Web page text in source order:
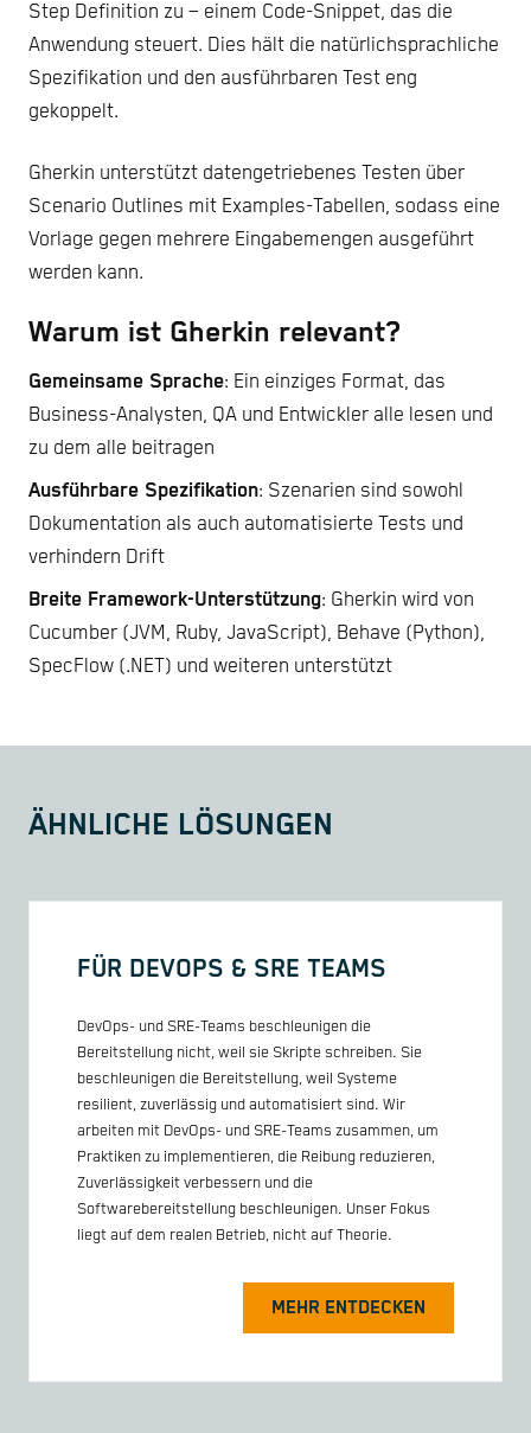
Step Definition zu – einem Code-Snippet, das die
Anwendung steuert. Dies hält die natürlichsprachliche
Spezifikation und den ausführbaren Test eng
gekoppelt.
Gherkin unterstützt datengetriebenes Testen über
Scenario Outlines mit Examples-Tabellen, sodass eine
Vorlage gegen mehrere Eingabemengen ausgeführt
werden kann.
Warum ist Gherkin relevant?
Gemeinsame Sprache: Ein einziges Format, das
Business-Analysten, QA und Entwickler alle lesen und
zu dem alle beitragen
Ausführbare Spezifikation: Szenarien sind sowohl
Dokumentation als auch automatisierte Tests und
verhindern Drift
Breite Framework-Unterstützung: Gherkin wird von
Cucumber (JVM, Ruby, JavaScript), Behave (Python),
SpecFlow (.NET) und weiteren unterstützt
ÄHNLICHE LÖSUNGEN
FÜR DEVOPS & SRE TEAMS
DevOps- und SRE-Teams beschleunigen die
Bereitstellung nicht, weil sie Skripte schreiben. Sie
beschleunigen die Bereitstellung, weil Systeme
resilient, zuverlässig und automatisiert sind. Wir
arbeiten mit DevOps- und SRE-Teams zusammen, um
Praktiken zu implementieren, die Reibung reduzieren,
Zuverlässigkeit verbessern und die
Softwarebereitstellung beschleunigen. Unser Fokus
liegt auf dem realen Betrieb, nicht auf Theorie.
MEHR ENTDECKEN